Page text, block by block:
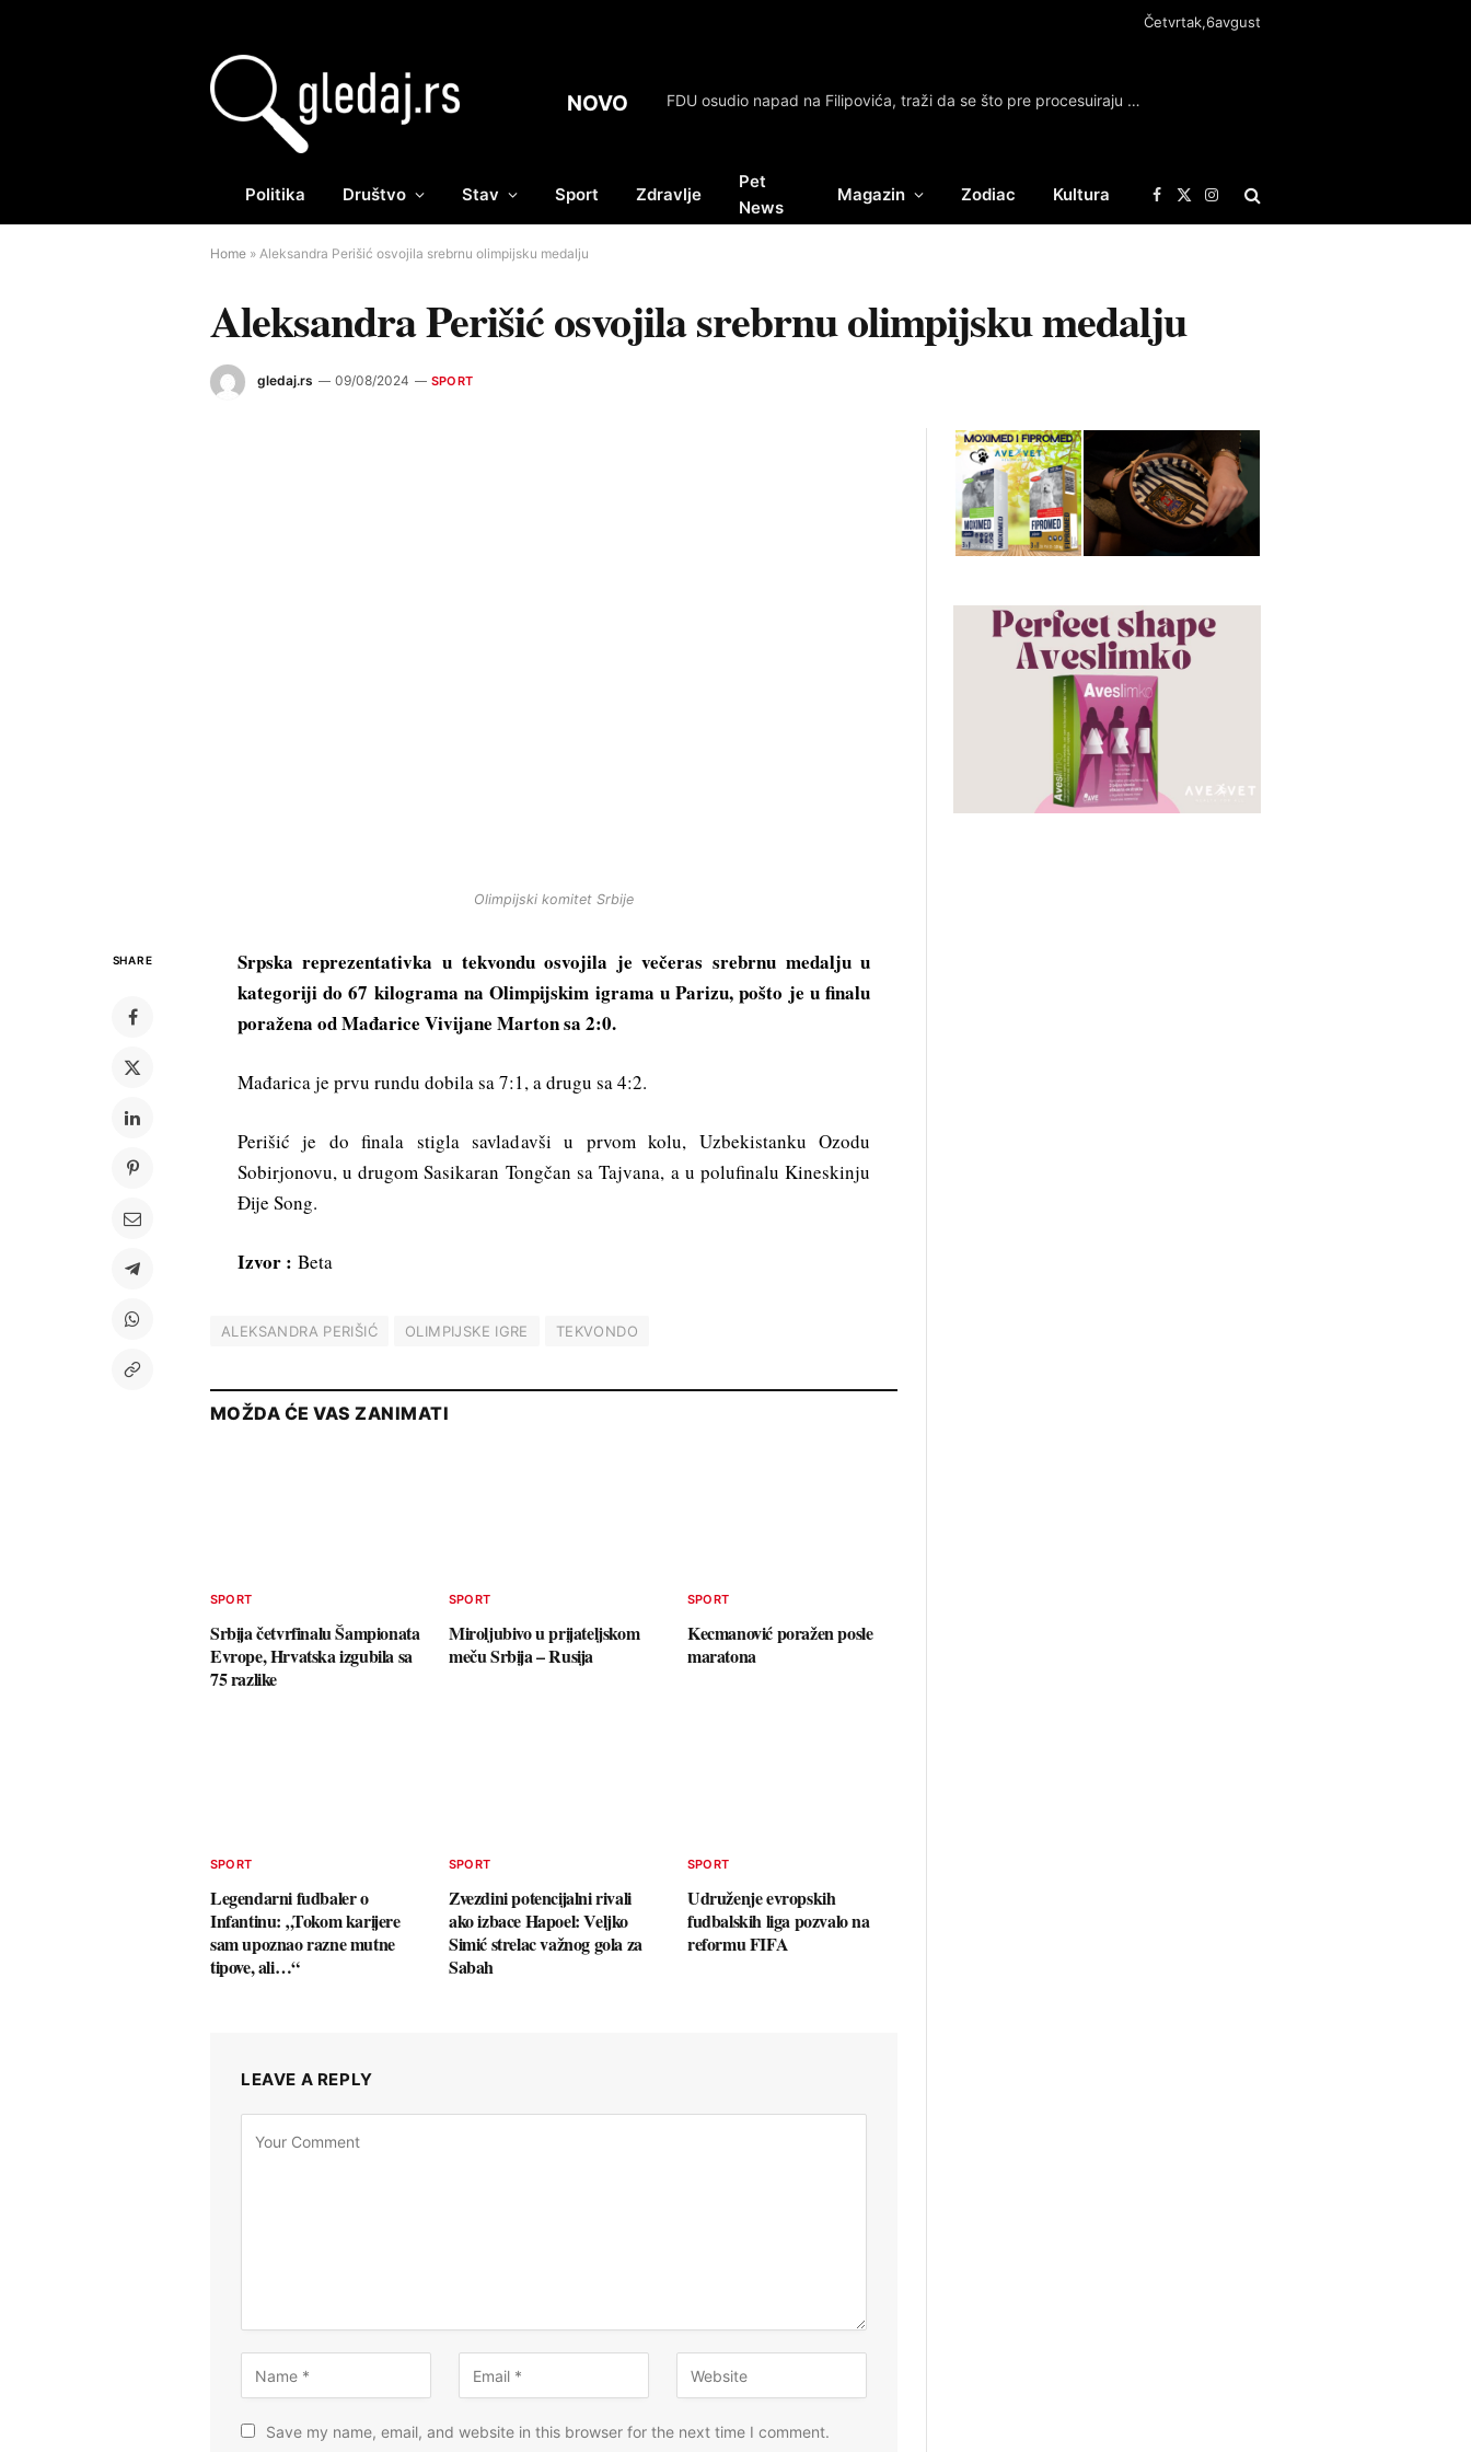
Četvrtak,6avgust
NOVO FDU osudio napad na Filipovića, traži da se što pre procesuiraju počinioci napada
Politika Društvo Stav Sport Zdravlje
Pet
News
Magazin Zodiac Kultura Facebook
X
(Twitter)
Instagram
Home » Aleksandra Perišić osvojila srebrnu olimpijsku medalju
Aleksandra Perišić osvojila srebrnu olimpijsku medalju
gledaj.rs 09/08/2024 SPORT
Olimpijski komitet Srbije
SHARE
Srpska reprezentativka u tekvondu osvojila je večeras srebrnu medalju u
kategoriji do 67 kilograma na Olimpijskim igrama u Parizu, pošto je u finalu
poražena od Mađarice Vivijane Marton sa 2:0.
Mađarica je prvu rundu dobila sa 7:1, a drugu sa 4:2.
Perišić je do finala stigla savladavši u prvom kolu, Uzbekistanku Ozodu
Sobirjonovu, u drugom Sasikaran Tongčan sa Tajvana, a u polufinalu Kineskinju
Đije Song.
Izvor : Beta
ALEKSANDRA PERIŠIĆ OLIMPIJSKE IGRE TEKVONDO
MOŽDA ĆE VAS ZANIMATI
SPORT
Srbija četvrfinalu Šampionata
Evrope, Hrvatska izgubila sa
75 razlike
SPORT
Miroljubivo u prijateljskom
meču Srbija – Rusija
SPORT
Kecmanović poražen posle
maratona
SPORT
Legendarni fudbaler o
Infantinu: „Tokom karijere
sam upoznao razne mutne
tipove, ali…“
SPORT
Zvezdini potencijalni rivali
ako izbace Hapoel: Veljko
Simić strelac važnog gola za
Sabah
SPORT
Udruženje evropskih
fudbalskih liga pozvalo na
reformu FIFA
LEAVE A REPLY
Save my name, email, and website in this browser for the next time I comment.